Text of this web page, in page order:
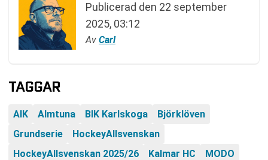
Publicerad den 22 september
2025, 03:12
Av Carl
TAGGAR
AIK Almtuna BIK Karlskoga
Björklöven
Grundserie
HockeyAllsvenskan
HockeyAllsvenskan 2025/26
Kalmar HC
MODO